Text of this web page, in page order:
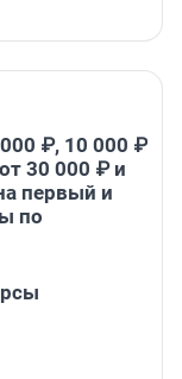
₽, 10 000 ₽
30 000 ₽ и
первый и
по